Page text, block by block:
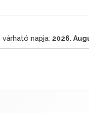
napja: 2026.